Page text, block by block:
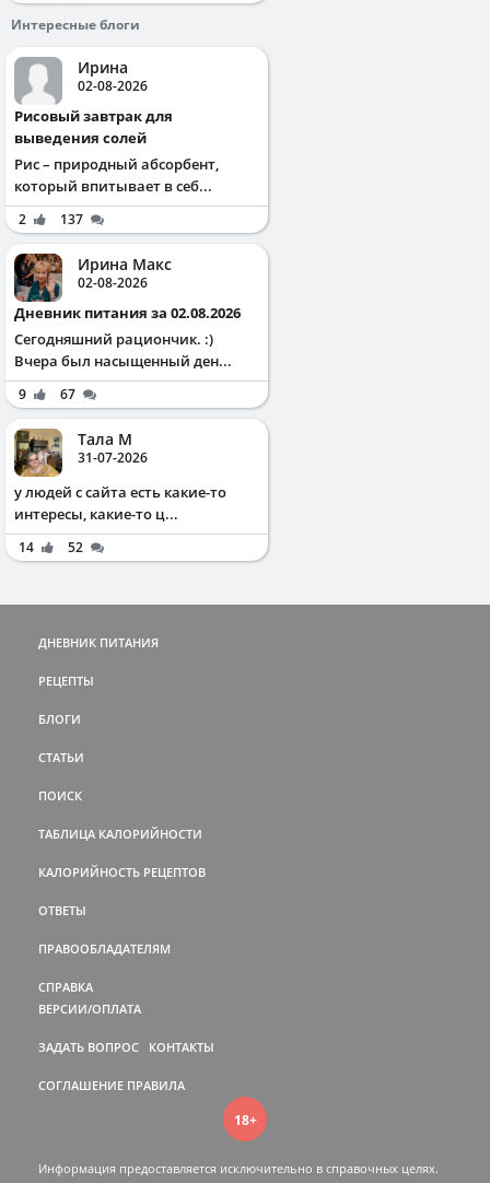
Интересные блоги
Ирина
02-08-2026
Рисовый завтрак для
выведения солей
Рис – природный абсорбент,
который впитывает в себ...
2 137
Ирина Макс
02-08-2026
Дневник питания за 02.08.2026
Сегодняшний рациончик. :)
Вчера был насыщенный ден...
9 67
Тала М
31-07-2026
у людей с сайта есть какие-то
интересы, какие-то ц...
14 52
ДНЕВНИК ПИТАНИЯ
РЕЦЕПТЫ
БЛОГИ
СТАТЬИ
ПОИСК
ТАБЛИЦА КАЛОРИЙНОСТИ
КАЛОРИЙНОСТЬ РЕЦЕПТОВ
ОТВЕТЫ
ПРАВООБЛАДАТЕЛЯМ
СПРАВКА
ВЕРСИИ/ОПЛАТА
ЗАДАТЬ ВОПРОС КОНТАКТЫ
СОГЛАШЕНИЕ ПРАВИЛА
18+
Информация предоставляется исключительно в справочных целях.